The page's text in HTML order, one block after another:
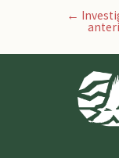
Navegación
←